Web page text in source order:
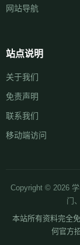
网站导航
站点说明
关于我们
免责声明
联系我们
移动端访问
Copyright © 2026
门
本站所有资料完全
何官方